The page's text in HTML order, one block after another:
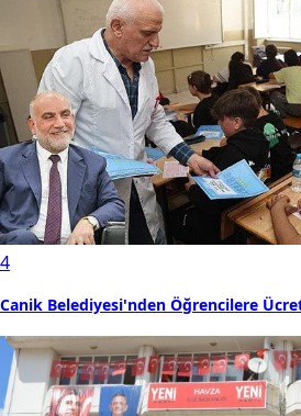
4
Canik Belediyesi'nden Öğrencilere